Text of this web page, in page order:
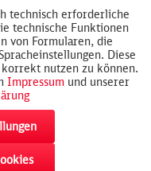
Inaktiv
technisch erforderliche
technische Funktionen
von Formularen, die
Diese
nutzen zu können.
Impressum und unserer